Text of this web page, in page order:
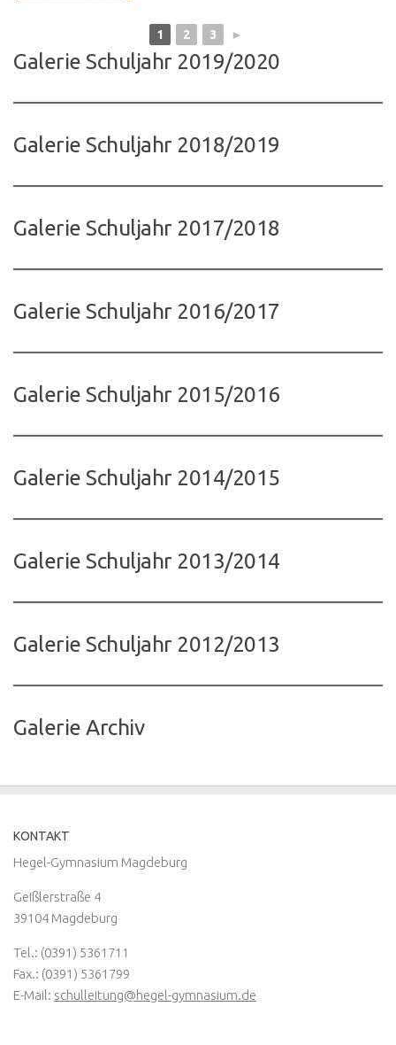
1 2 3 ►
Galerie Schuljahr 2019/2020
Galerie Schuljahr 2018/2019
Galerie Schuljahr 2017/2018
Galerie Schuljahr 2016/2017
Galerie Schuljahr 2015/2016
Galerie Schuljahr 2014/2015
Galerie Schuljahr 2013/2014
Galerie Schuljahr 2012/2013
Galerie Archiv
KONTAKT
Hegel-Gymnasium Magdeburg
Geißlerstraße 4
39104 Magdeburg
Tel.: (0391) 5361711
Fax.: (0391) 5361799
E-Mail: schulleitung@hegel-gymnasium.de